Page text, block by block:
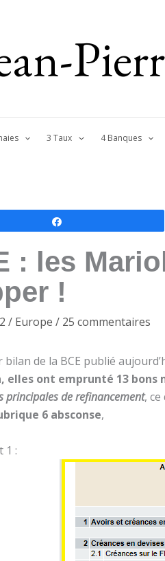
3 Taux 4 Banques
: les
!
/ Europe / 25 commentaires
bilan de la BCE publié
elles ont emprunté 13 bons
principales de refinancement,
6 absconse,
1 :